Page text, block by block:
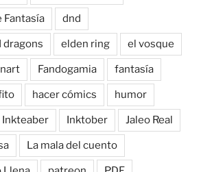
Fantasía dnd
dragons elden ring el vosque
Fandogamia fantasía
hacer cómics humor
Inkteaber Inktober Jaleo Real
La mala del cuento